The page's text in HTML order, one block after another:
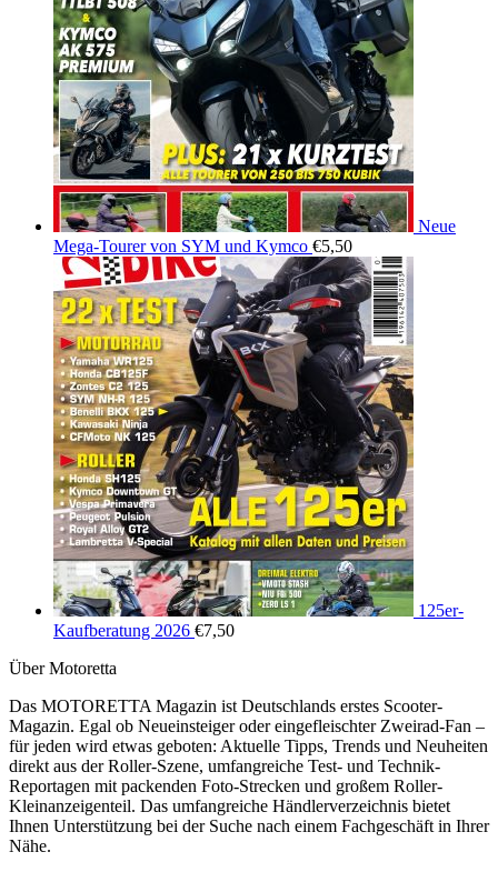
Neue
Mega-Tourer von SYM und Kymco €5,50
125er-
Kaufberatung 2026 €7,50
Über Motoretta
Das MOTORETTA Magazin ist Deutschlands erstes Scooter-
Magazin. Egal ob Neueinsteiger oder eingefleischter Zweirad-Fan –
für jeden wird etwas geboten: Aktuelle Tipps, Trends und Neuheiten
direkt aus der Roller-Szene, umfangreiche Test- und Technik-
Reportagen mit packenden Foto-Strecken und großem Roller-
Kleinanzeigenteil. Das umfangreiche Händlerverzeichnis bietet
Ihnen Unterstützung bei der Suche nach einem Fachgeschäft in Ihrer
Nähe.